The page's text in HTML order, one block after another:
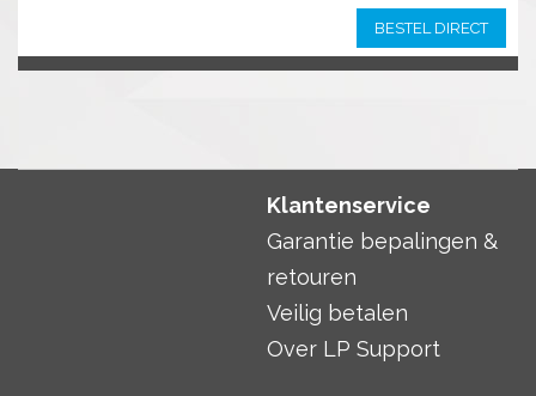
BESTEL DIRECT
Klantenservice
Garantie bepalingen &
retouren
Veilig betalen
Over LP Support